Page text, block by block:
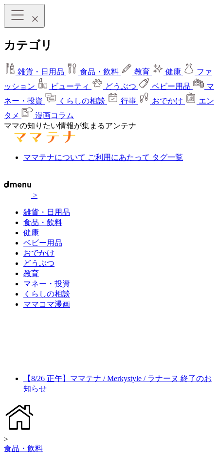
カテゴリ
雑貨・日用品 食品・飲料 教育 健康
ファ
ッション
ビューティ どうぶつ ベビー用品
マ
ネー・投資
くらしの相談 行事 おでかけ
エン
タメ
漫画コラム
ママの知りたい情報が集まるアンテナ
ママテナについて ご利用にあたって タグ一覧
>
雑貨・日用品
食品・飲料
健康
ベビー用品
おでかけ
どうぶつ
教育
マネー・投資
くらしの相談
ママコマ漫画
【8/26 正午】ママテナ / Merkystyle / ラナーヌ 終了のお
知らせ
>
食品・飲料